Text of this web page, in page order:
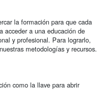
la formación para que cada
acceder a una educación de
y profesional. Para lograrlo,
metodologías y recursos.
como la llave para abrir